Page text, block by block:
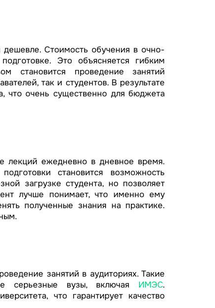
Стоимость обучения в очно-
подготовке. Это объясняется гибким
становится проведение занятий
так и студентов. В результате
что очень существенно для бюджета
лекций ежедневно в дневное время.
становится возможность
загрузке студента, но позволяет
лучше понимает, что именно ему
полученные знания на практике.
занятий в аудиториях. Такие
серьезные вузы, включая ИМЭС.
что гарантирует качество